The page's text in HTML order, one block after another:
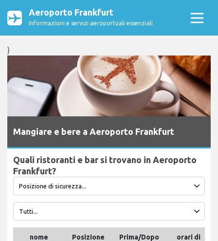
Aeroporto Frankfurt
Informazioni e servizi aeroportuali essenziali
}
Mangiare e bere a Aeroporto Frankfurt
Quali ristoranti e bar si trovano in Aeroporto
Frankfurt?
nome Posizione
Prima/Dopo
orari di